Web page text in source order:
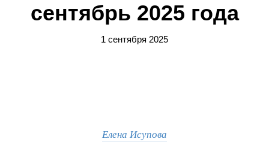
сентябрь 2025 года
1 сентября 2025
Елена Исупова